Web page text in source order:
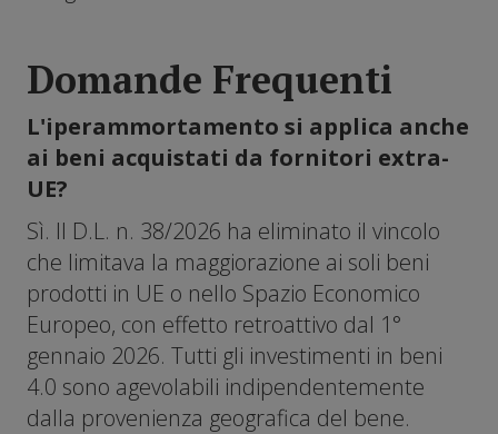
Domande Frequenti
L'iperammortamento si applica anche
ai beni acquistati da fornitori extra-
UE?
Sì. Il D.L. n. 38/2026 ha eliminato il vincolo
che limitava la maggiorazione ai soli beni
prodotti in UE o nello Spazio Economico
Europeo, con effetto retroattivo dal 1°
gennaio 2026. Tutti gli investimenti in beni
4.0 sono agevolabili indipendentemente
dalla provenienza geografica del bene.